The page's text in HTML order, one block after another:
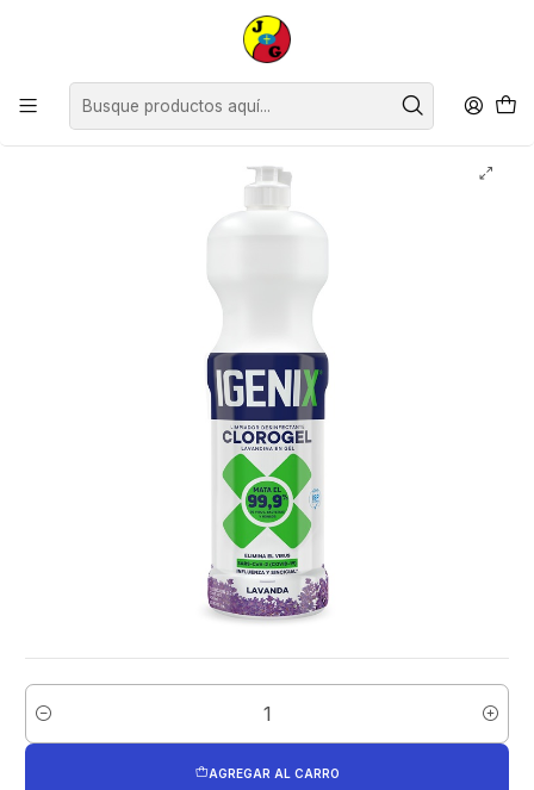
Disponible sólo Retiro en Tienda Osorno.
Aerosoles y Desinfectantes
Cloro Gel Igenix Lavanda ( 2 x 900 ML )
Cantidad
AGREGAR AL CARRO